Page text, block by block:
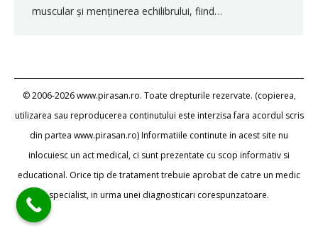
muscular și menținerea echilibrului, fiind…
© 2006-2026 www.pirasan.ro. Toate drepturile rezervate. (copierea,
utilizarea sau reproducerea continutului este interzisa fara acordul scris
din partea www.pirasan.ro) Informatiile continute in acest site nu
inlocuiesc un act medical, ci sunt prezentate cu scop informativ si
educational. Orice tip de tratament trebuie aprobat de catre un medic
specialist, in urma unei diagnosticari corespunzatoare.